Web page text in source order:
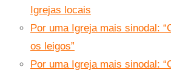
Igrejas locais
Por uma Igreja mais sinodal:
os leigos”
Por uma Igreja mais sinodal: